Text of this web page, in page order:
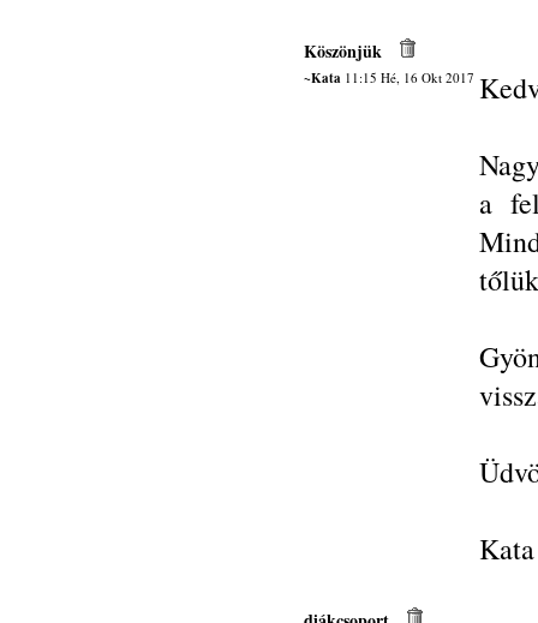
Köszönjük
~Kata11:15 Hé, 16 Okt 2017
a
Kata